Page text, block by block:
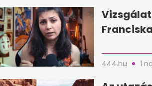
Vizsgálat
444.hu 1